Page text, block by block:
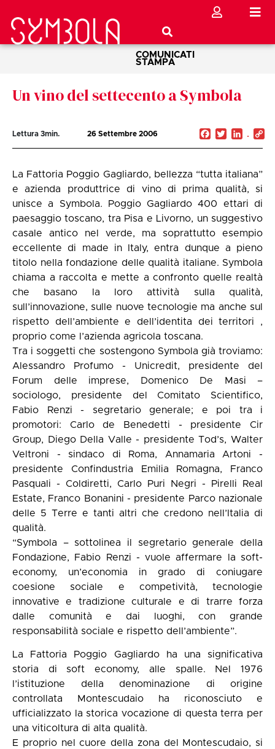
COMUNICATI
STAMPA
Un vino del settecento a Symbola
Lettura 3min. 26 Settembre 2006 Facebook
Twitter
La Fattoria Poggio Gagliardo, bellezza “tutta italiana”
e azienda produttrice di vino di prima qualità, si
unisce a Symbola. Poggio Gagliardo 400 ettari di
paesaggio toscano, tra Pisa e Livorno, un suggestivo
casale antico nel verde, ma soprattutto esempio
eccellente di made in Italy, entra dunque a pieno
titolo nella fondazione delle qualità italiane. Symbola
chiama a raccolta e mette a confronto quelle realtà
che basano la loro attività sulla qualità,
sull’innovazione, sulle nuove tecnologie ma anche sul
rispetto dell’ambiente e dell’identita dei territori ,
proprio come l’azienda agricola toscana.
Tra i soggetti che sostengono Symbola già troviamo:
Alessandro Profumo - Unicredit, presidente del
Forum delle imprese, Domenico De Masi –
sociologo, presidente del Comitato Scientifico,
Fabio Renzi - segretario generale; e poi tra i
promotori: Carlo de Benedetti - presidente Cir
Group, Diego Della Valle - presidente Tod’s, Walter
Veltroni - sindaco di Roma, Annamaria Artoni -
presidente Confindustria Emilia Romagna, Franco
Pasquali - Coldiretti, Carlo Puri Negri - Pirelli Real
Estate, Franco Bonanini - presidente Parco nazionale
delle 5 Terre e tanti altri che credono nell’Italia di
qualità.
“Symbola – sottolinea il segretario generale della
Fondazione, Fabio Renzi - vuole affermare la soft-
economy, un’economia in grado di coniugare
coesione sociale e competività, tecnologie
innovative e tradizione culturale e di trarre forza
dalle comunità e dai luoghi, con grande
responsabilità sociale e rispetto dell’ambiente”.
La Fattoria Poggio Gagliardo ha una significativa
storia di soft economy, alle spalle. Nel 1976
l’istituzione della denominazione di origine
controllata Montescudaio ha riconosciuto e
ufficializzato la storica vocazione di questa terra per
una viticoltura di alta qualità.
E proprio nel cuore della zona del Montescudaio, si